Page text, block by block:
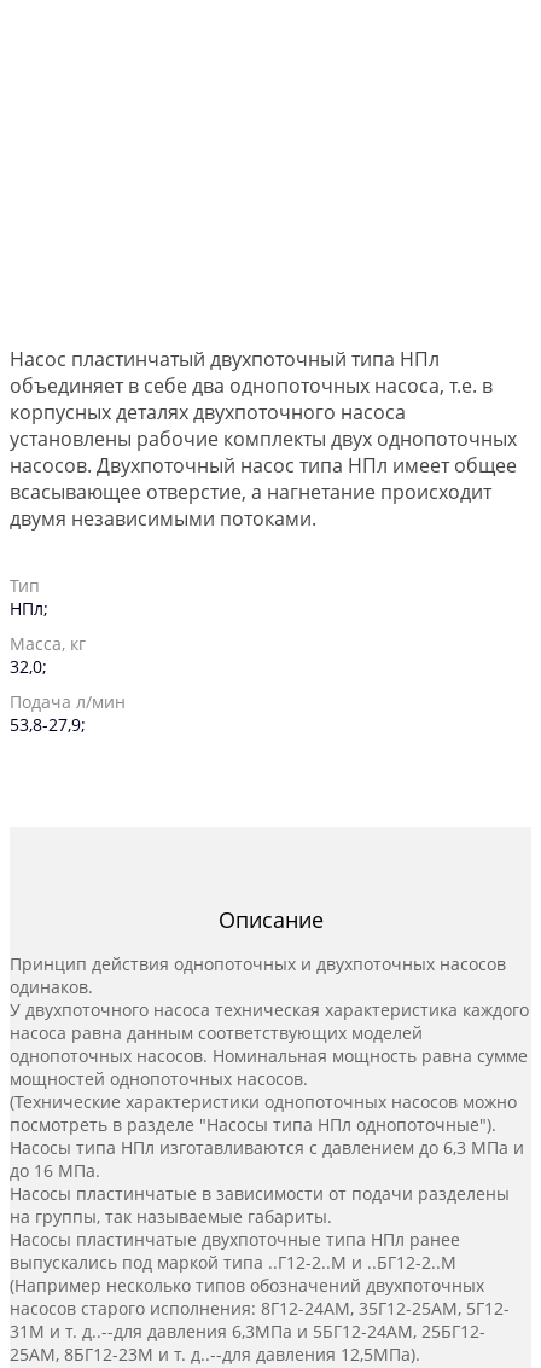
Насос пластинчатый двухпоточный типа НПл
объединяет в себе два однопоточных насоса, т.е. в
корпусных деталях двухпоточного насоса
установлены рабочие комплекты двух однопоточных
насосов. Двухпоточный насос типа НПл имеет общее
всасывающее отверстие, а нагнетание происходит
двумя независимыми потоками.
Тип
НПл;
Масса, кг
32,0;
Подача л/мин
53,8-27,9;
Описание
Принцип действия однопоточных и двухпоточных насосов
одинаков.
У двухпоточного насоса техническая характеристика каждого
насоса равна данным соответствующих моделей
однопоточных насосов. Номинальная мощность равна сумме
мощностей однопоточных насосов.
(Технические характеристики однопоточных насосов можно
посмотреть в разделе "Насосы типа НПл однопоточные").
Насосы типа НПл изготавливаются с давлением до 6,3 МПа и
до 16 МПа.
Насосы пластинчатые в зависимости от подачи разделены
на группы, так называемые габариты.
Насосы пластинчатые двухпоточные типа НПл ранее
выпускались под маркой типа ..Г12-2..М и ..БГ12-2..М
(Например несколько типов обозначений двухпоточных
насосов старого исполнения: 8Г12-24АМ, 35Г12-25АМ, 5Г12-
31М и т. д..--для давления 6,3МПа и 5БГ12-24АМ, 25БГ12-
25АМ, 8БГ12-23М и т. д..--для давления 12,5МПа).